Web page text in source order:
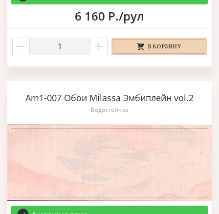
6 160 Р./рул
В КОРЗИНУ
Am1-007 Обои Milassa Эмбиплейн vol.2
Водостойкие